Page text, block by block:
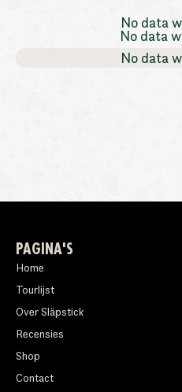
No data
No data
No data
PAGINA'S
Home
Tourlijst
Over Släpstick
Recensies
Shop
Contact